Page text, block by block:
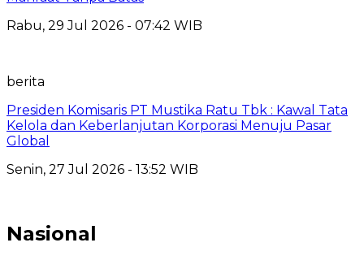
Rabu, 29 Jul 2026 - 07:42 WIB
berita
Presiden Komisaris PT Mustika Ratu Tbk : Kawal Tata
Kelola dan Keberlanjutan Korporasi Menuju Pasar
Global
Senin, 27 Jul 2026 - 13:52 WIB
Nasional